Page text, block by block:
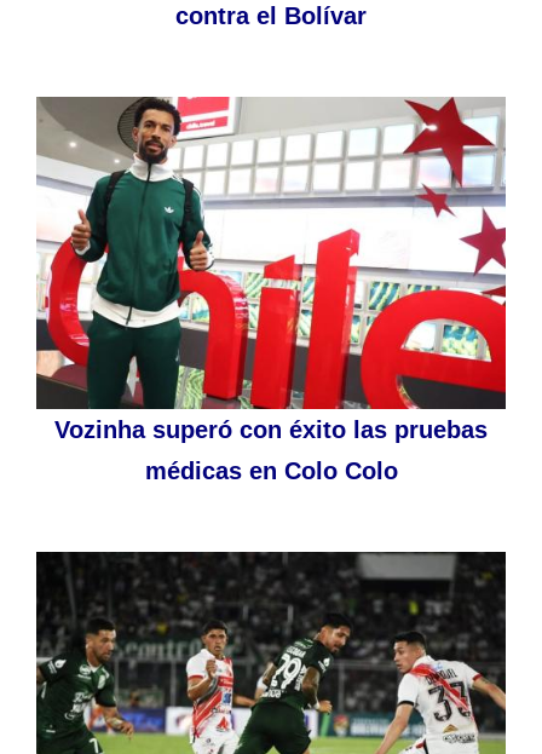
contra el Bolívar
Vozinha superó con éxito las pruebas
médicas en Colo Colo